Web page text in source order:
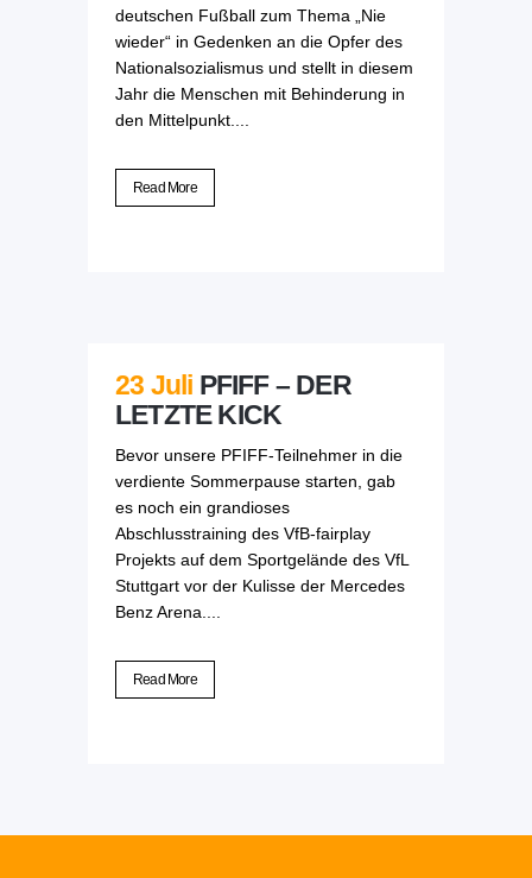
deutschen Fußball zum Thema „Nie
wieder“ in Gedenken an die Opfer des
Nationalsozialismus und stellt in diesem
Jahr die Menschen mit Behinderung in
den Mittelpunkt....
Read More
23 Juli PFIFF – DER
LETZTE KICK
Bevor unsere PFIFF-Teilnehmer in die
verdiente Sommerpause starten, gab
es noch ein grandioses
Abschlusstraining des VfB-fairplay
Projekts auf dem Sportgelände des VfL
Stuttgart vor der Kulisse der Mercedes
Benz Arena....
Read More